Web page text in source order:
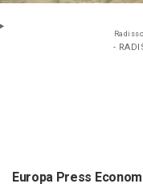
-
Europa Press